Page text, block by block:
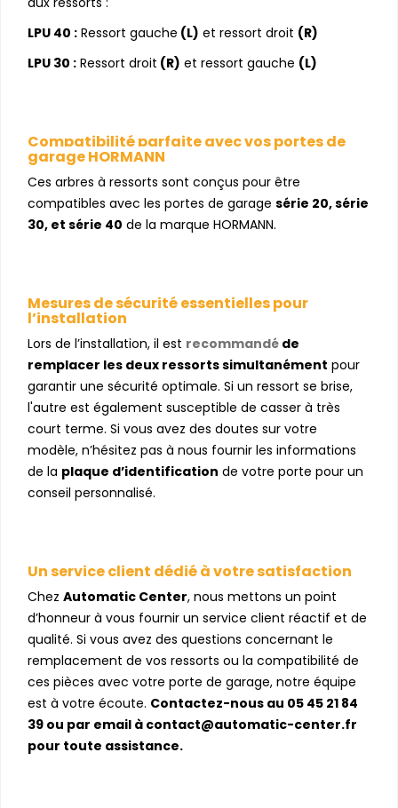
LPU 40 : Ressort gauche (L) et ressort droit (R)
LPU 30 : Ressort droit (R) et ressort gauche (L)
Compatibilité parfaite avec vos portes de
garage HORMANN
Ces arbres à ressorts sont conçus pour être
compatibles avec les portes de garage série 20, série
30, et série 40 de la marque HORMANN.
Mesures de sécurité essentielles pour
l’installation
Lors de l’installation, il est recommandé de
remplacer les deux ressorts simultanément pour
garantir une sécurité optimale. Si un ressort se brise,
l'autre est également susceptible de casser à très
court terme. Si vous avez des doutes sur votre
modèle, n’hésitez pas à nous fournir les informations
de la plaque d’identification de votre porte pour un
conseil personnalisé.
Un service client dédié à votre satisfaction
Chez Automatic Center, nous mettons un point
d’honneur à vous fournir un service client réactif et de
qualité. Si vous avez des questions concernant le
remplacement de vos ressorts ou la compatibilité de
ces pièces avec votre porte de garage, notre équipe
est à votre écoute. Contactez-nous au 05 45 21 84
39 ou par email à contact@automatic-center.fr
pour toute assistance.